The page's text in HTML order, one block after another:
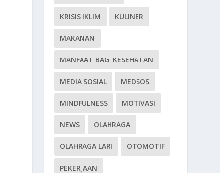
KRISIS IKLIM KULINER
MAKANAN
MANFAAT BAGI KESEHATAN
MEDIA SOSIAL MEDSOS
MINDFULNESS MOTIVASI
NEWS OLAHRAGA
OLAHRAGA LARI OTOMOTIF
PEKERJAAN